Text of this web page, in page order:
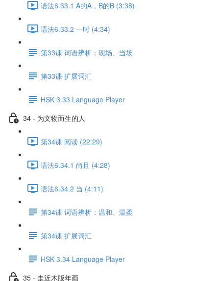
语法6.33.1 A的A，B的B (3:38)
语法6.33.2 一时 (4:34)
第33课 词语辨析：现场、当场
第33课 扩展词汇
HSK 3.33 Language Player
34 - 为文物而生的人
第34课 阅读 (22:29)
语法6.34.1 尚且 (4:28)
语法6.34.2 当 (4:11)
第34课 词语辨析：温和、温柔
第34课 扩展词汇
HSK 3.34 Language Player
35 - 走近木版年画